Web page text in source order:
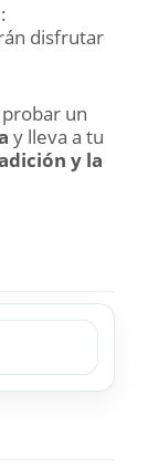
:
disfrutar
un
y lleva a tu
y la